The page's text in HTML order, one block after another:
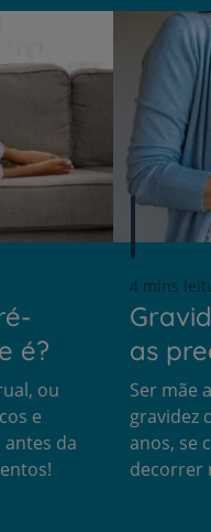
é?
ou
e
da
4 mins
as
Ser mãe
gravidez
anos, se
decorrer